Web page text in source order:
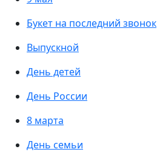
Букет на последний звонок
Выпускной
День детей
День России
8 марта
День семьи